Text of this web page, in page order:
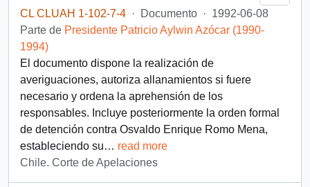
CL CLUAH 1-102-7-4 · Documento · 1992-06-08
Parte de Presidente Patricio Aylwin Azócar (1990-
1994)
El documento dispone la realización de
averiguaciones, autoriza allanamientos si fuere
necesario y ordena la aprehensión de los
responsables. Incluye posteriormente la orden formal
de detención contra Osvaldo Enrique Romo Mena,
estableciendo su… read more
Chile. Corte de Apelaciones